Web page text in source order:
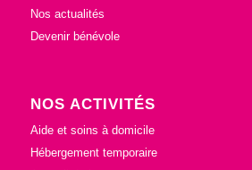
Nos actualités
Devenir bénévole
NOS ACTIVITÉS
Aide et soins à domicile
Hébergement temporaire